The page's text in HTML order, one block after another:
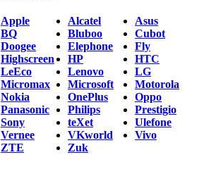
Apple Alcatel
Asus
BQ Bluboo
Cubot
Doogee Elephone
Fly
Highscreen HP
HTC
LeEco Lenovo
LG
Micromax Microsoft
Motorola
Nokia OnePlus
Oppo
Panasonic Philips
Prestigio
Sony teXet
Ulefone
Vernee VKworld
Vivo
ZTE
Zuk